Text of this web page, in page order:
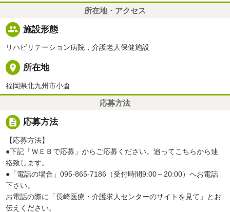
所在地・アクセス
people 施設形態
リハビリテーション病院，介護老人保健施設
place 所在地
福岡県北九州市小倉
応募方法
description 応募方法
【応募方法】
●下記「ＷＥＢで応募」からご応募ください。追ってこちらから連
絡致します。
●「電話の場合」095-865-7186（受付時間9:00～20:00）へお電話
下さい。
お電話の際に「長崎医療・介護求人センターのサイトを見て」とお
伝えください。